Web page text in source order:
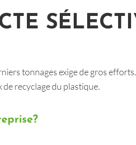
tonnages exige de gros
recyclage du plastique.